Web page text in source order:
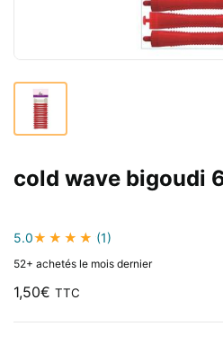
cold wave bigoudi
5.0 (1)
52+ achetés le mois dernier
1,50€ TTC